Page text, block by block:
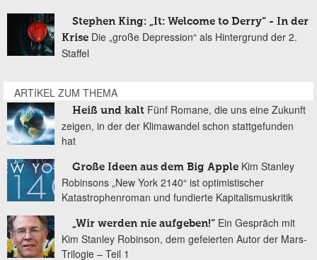
Stephen King: „It: Welcome to Derry“ - In der
Krise Die „große Depression“ als Hintergrund der 2.
Staffel
ARTIKEL ZUM THEMA
Heiß und kalt Fünf Romane, die uns eine Zukunft
zeigen, in der der Klimawandel schon stattgefunden
hat
Große Ideen aus dem Big Apple Kim Stanley
Robinsons „New York 2140“ ist optimistischer
Katastrophenroman und fundierte Kapitalismuskritik
„Wir werden nie aufgeben!“ Ein Gespräch mit
Kim Stanley Robinson, dem gefeierten Autor der Mars-
Trilogie – Teil 1